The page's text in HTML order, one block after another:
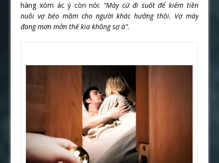
hàng xóm ác ý còn nói: “Mày cứ đi suốt để kiếm tiền
nuôi vợ béo mầm cho người khác hưởng thôi. Vợ mày
đang mơn mởn thế kia không sợ à”.